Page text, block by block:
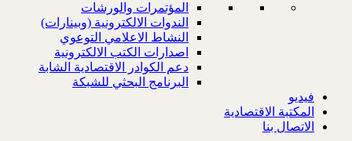
المؤتمرات والورشات
الندوات الالكترونية (وبينارات)
النشاط الاعلامي التوعوي
اصدارات الكتب الالكترونية
دعم الكوادر الاقتصادية الشابة
البرنامج البحثي للشبكة
فيديو
المكتبة الاقتصادية
الاتصال بنا